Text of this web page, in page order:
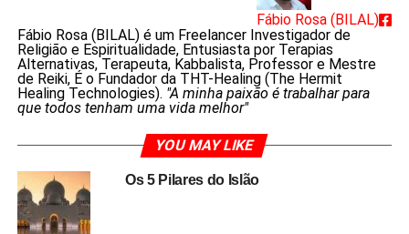
Fábio Rosa (BILAL)
Fábio Rosa (BILAL) é um Freelancer Investigador de
Religião e Espiritualidade, Entusiasta por Terapias
Alternativas, Terapeuta, Kabbalista, Professor e Mestre
de Reiki, É o Fundador da THT-Healing (The Hermit
Healing Technologies). "A minha paixão é trabalhar para
que todos tenham uma vida melhor"
YOU MAY LIKE
Os 5 Pilares do Islão